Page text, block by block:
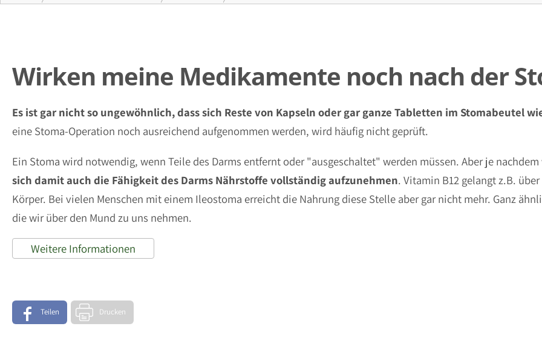
Wirken meine Medikamente noch nach der
Es ist gar nicht so ungewöhnlich, dass sich Reste von Kapseln oder gar ganze Tabletten im Stomabeutel
eine Stoma-Operation noch ausreichend aufgenommen werden, wird häufig nicht geprüft.
Ein Stoma wird notwendig, wenn Teile des Darms entfernt oder "ausgeschaltet" werden müssen. Aber je
sich damit auch die Fähigkeit des Darms Nährstoffe vollständig aufzunehmen. Vitamin B12 gelangt z.B.
Körper. Bei vielen Menschen mit einem Ileostoma erreicht die Nahrung diese Stelle aber gar nicht mehr. Ganz
die wir über den Mund zu uns nehmen.
Weitere Informationen
Teilen Drucken